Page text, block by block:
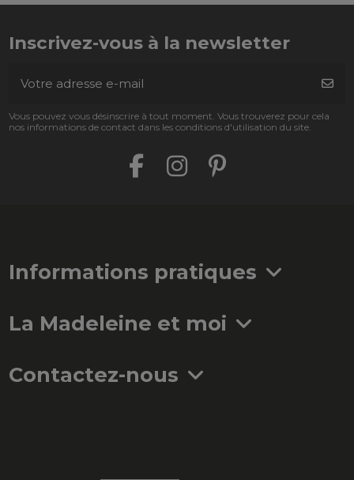
Inscrivez-vous à la newsletter
Vous pouvez vous désinscrire à tout moment. Vous trouverez pour cela
nos informations de contact dans les conditions d'utilisation du site.
Informations pratiques
La Madeleine et moi
Contactez-nous